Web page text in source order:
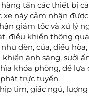
tấn các thiết bị
này cảm nhận
giảm tốc và xử lý
điều khiển thông
đèn, cửa, điều
ánh sáng, sưởi
khóa phòng, để
trực tuyến.
tim, giấc ngủ,